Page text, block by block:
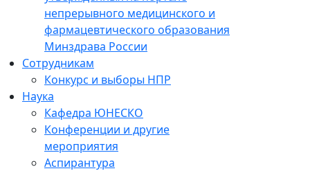
непрерывного медицинского и
фармацевтического образования
Минздрава России
Сотрудникам
Конкурс и выборы НПР
Наука
Кафедра ЮНЕСКО
Конференции и другие
мероприятия
Аспирантура